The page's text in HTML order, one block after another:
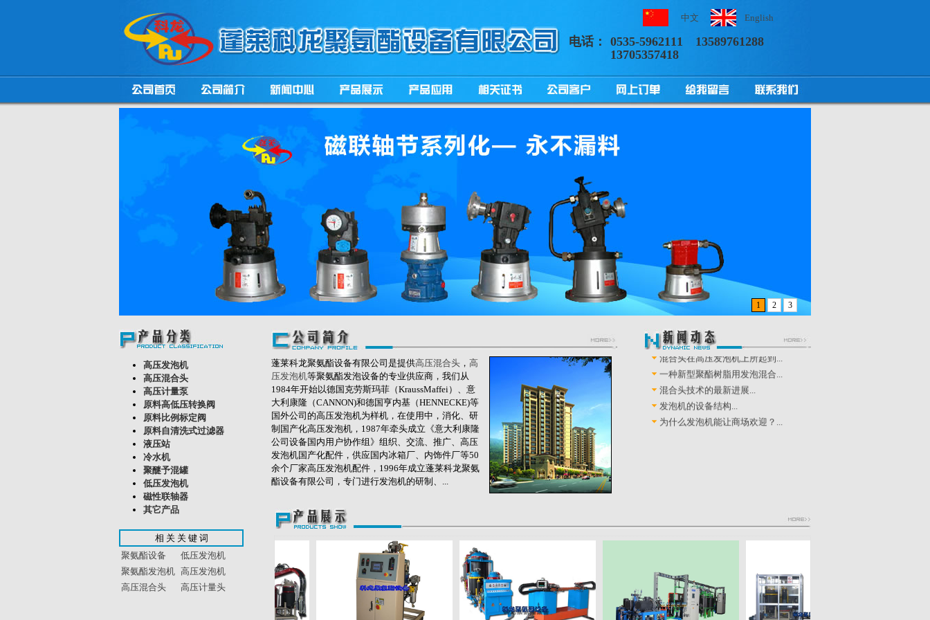
中文 English
电话： 0535-5962111 13589761288
13705357418
1 2 3
高压发泡机
高压混合头
高压计量泵
原料高低压转换阀
原料比例标定阀
原料自清洗式过滤器
液压站
冷水机
聚醚予混罐
低压发泡机
磁性联轴器
其它产品
相 关 关 键 词
聚氨酯设备
低压发泡机
聚氨酯发泡机 高压发泡机
高压混合头
高压计量头
蓬莱科龙聚氨酯设备有限公司是提供高压混合头 ， 高
压发泡机等聚氨酯发泡设备的专业供应商，我们从
1984年开始以德国克劳斯玛菲（KraussMaffei）、意
大利康隆（CANNON)和德国亨内基（HENNECKE)等
国外公司的高压发泡机为样机，在使用中，消化、研
制国产化高压发泡机，1987年牵头成立《意大利康隆
公司设备国内用户协作组》组织、交流、推广、高压
发泡机国产化配件，供应国内冰箱厂、内饰件厂等50
余个厂家高压发泡机配件，1996年成立蓬莱科龙聚氨
酯设备有限公司，专门进行发泡机的研制、...
操作高压发泡机时需要注意什...
发泡机的混合头有哪些常见的...
发泡机的工作原理...
高压混合头应用的进步性...
聚氨酯发泡机在外墙保温工程...
聚氨酯发泡机生产区域分布格...
混合头在高压发泡机上所起到...
一种新型聚酯树脂用发泡混合...
混合头技术的最新进展...
发泡机的设备结构...
为什么发泡机能让商场欢迎？...